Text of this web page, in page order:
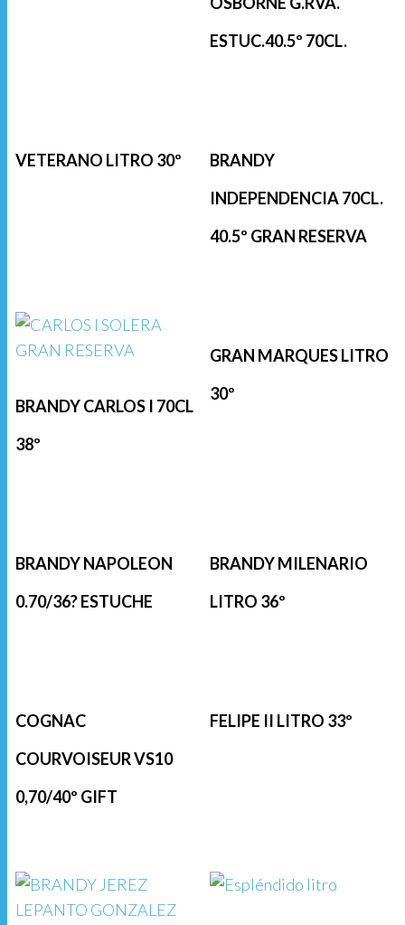
ESTUC.40.5º 70CL.
VETERANO LITRO 30º
BRANDY
INDEPENDENCIA 70CL.
40.5º GRAN RESERVA
BRANDY CARLOS I 70CL
38º
GRAN MARQUES LITRO
30º
BRANDY NAPOLEON
0.70/36? ESTUCHE
BRANDY MILENARIO
LITRO 36º
COGNAC
COURVOISEUR VS10
0,70/40º GIFT
FELIPE II LITRO 33º